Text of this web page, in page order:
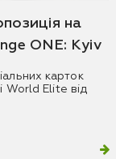
на
ONE: Kyiv
карток
World Elite від